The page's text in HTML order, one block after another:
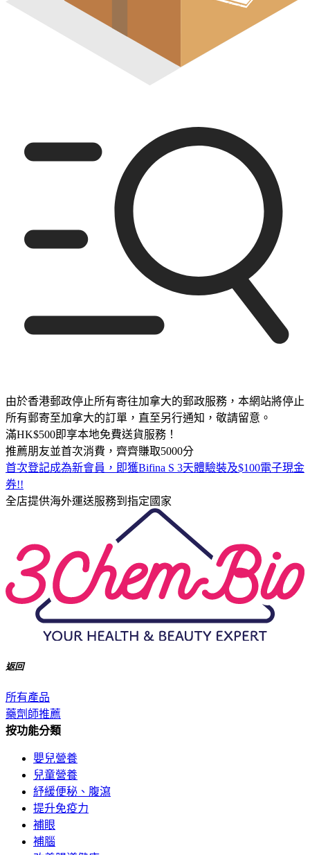
由於香港郵政停止所有寄往加拿大的郵政服務，本網站將停止
所有郵寄至加拿大的訂單，直至另行通知，敬請留意。
滿HK$500即享本地免費送貨服務！
推薦朋友並首次消費，齊齊賺取5000分
首次登記成為新會員，即獲Bifina S 3天體驗裝及$100電子現金
券!!
全店提供海外運送服務到指定國家
返回
所有產品
藥劑師推薦
按功能分類
嬰兒營養
兒童營養
紓緩便秘、腹瀉
提升免疫力
補眼
補腦